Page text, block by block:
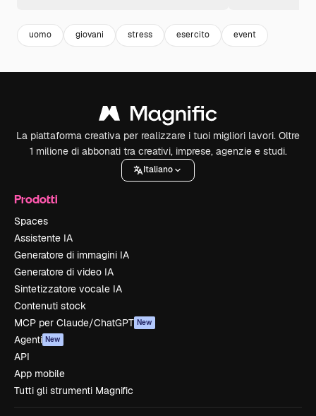
uomo giovani stress esercito event
La piattaforma creativa per realizzare i tuoi migliori lavori. Oltre
1 milione di abbonati tra creativi, imprese, agenzie e studi.
Italiano
Prodotti
Spaces
Assistente IA
Generatore di immagini IA
Generatore di video IA
Sintetizzatore vocale IA
Contenuti stock
MCP per Claude/ChatGPT New
Agenti New
API
App mobile
Tutti gli strumenti Magnific